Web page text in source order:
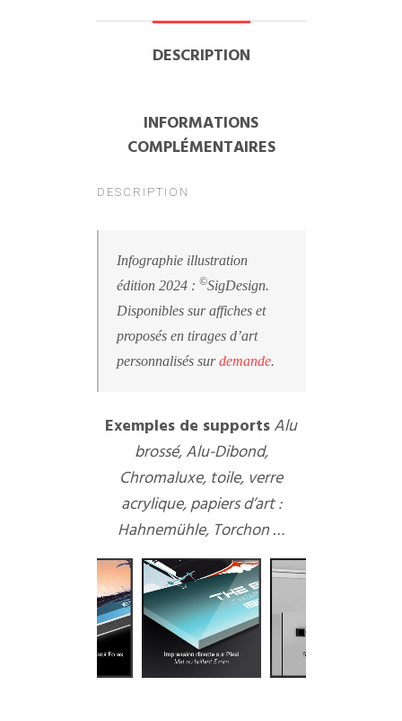
DESCRIPTION
INFORMATIONS
COMPLÉMENTAIRES
DESCRIPTION
Infographie illustration
édition 2024 : ©SigDesign.
Disponibles sur affiches et
proposés en tirages d’art
personnalisés surdemande.
Exemples de supportsAlu
brossé, Alu-Dibond,
Chromaluxe, toile, verre
acrylique, papiers d’art :
Hahnemühle, Torchon …